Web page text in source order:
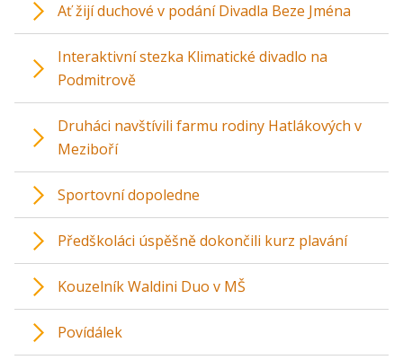
Ať žijí duchové v podání Divadla Beze Jména
Interaktivní stezka Klimatické divadlo na
Podmitrově
Druháci navštívili farmu rodiny Hatlákových v
Meziboří
Sportovní dopoledne
Předškoláci úspěšně dokončili kurz plavání
Kouzelník Waldini Duo v MŠ
Povídálek